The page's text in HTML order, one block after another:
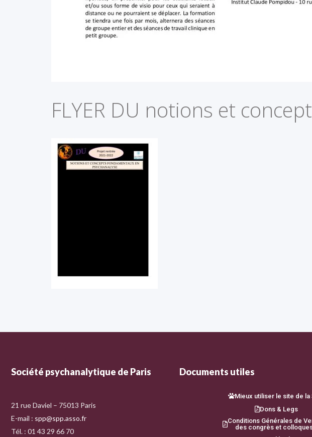
FLYER DU notions et
Société psychanalytique de Paris
21 rue Daviel – 75013 Paris
E-mail : spp@spp.asso.fr
Tél. : 01 43 29 66 70
Documents utiles
Mieux utiliser le site de la
Dons & Legs
Conditions Générales de
des congrès et